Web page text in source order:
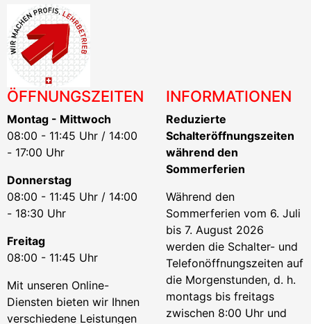
ÖFFNUNGSZEITEN
Montag - Mittwoch
08:00 - 11:45 Uhr / 14:00
- 17:00 Uhr
Donnerstag
08:00 - 11:45 Uhr / 14:00
- 18:30 Uhr
Freitag
08:00 - 11:45 Uhr
Mit unseren Online-
Diensten bieten wir Ihnen
verschiedene Leistungen
INFORMATIONEN
Reduzierte
Schalteröffnungszeiten
während den
Sommerferien
Während den
Sommerferien vom 6. Juli
bis 7. August 2026
werden die Schalter- und
Telefonöffnungszeiten auf
die Morgenstunden, d. h.
montags bis freitags
zwischen 8:00 Uhr und